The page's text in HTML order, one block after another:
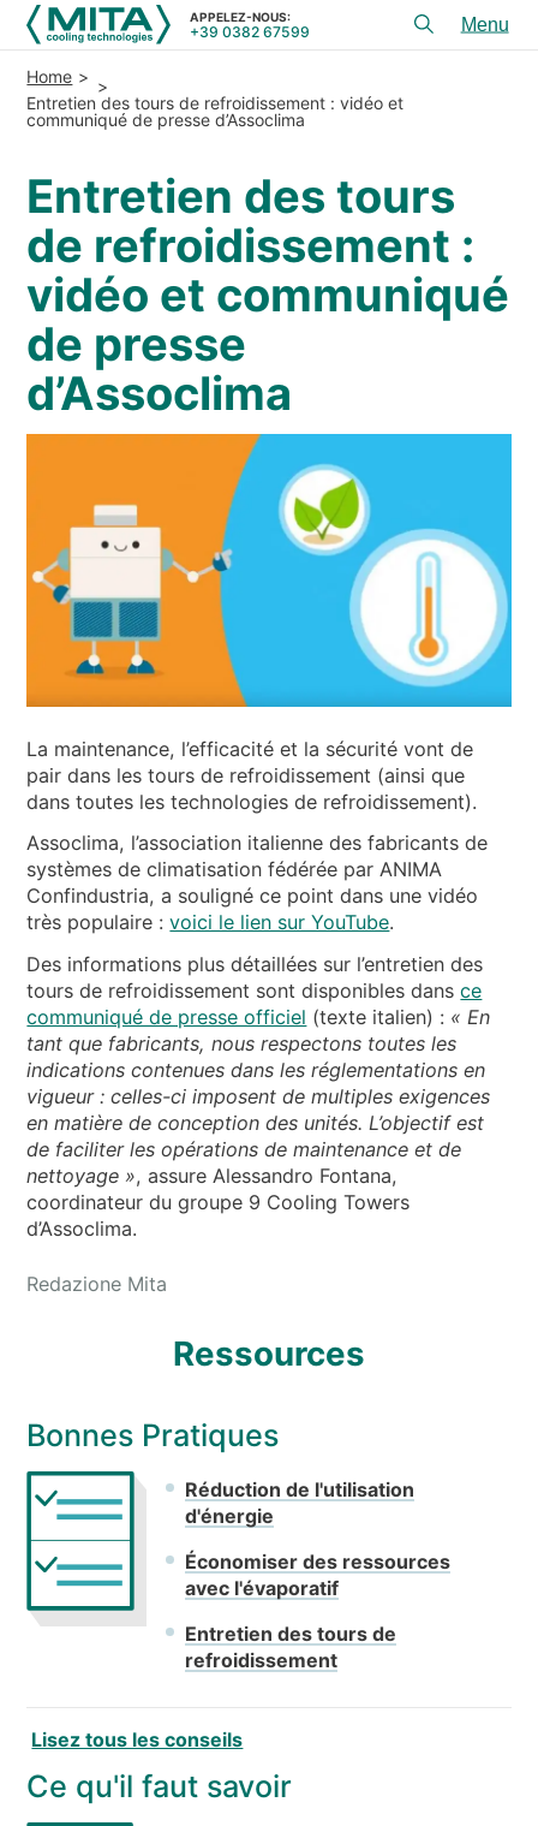
REFERENCES
NOUVELLES ET ÉVÉNEMENTS
QUI SOMMES-NOUS
DÉVELOPPEMENT DURABLE
ARTICLES TECHNIQUES
FR EN IT DE PL
APPELEZ-NOUS:
+39 0382 67599
menu
PRODUITS
CONSEIL ET SERVICES
SERVICE
RESSOURCES
CONTACTS
APPELEZ-NOUS: +39 0382 67599
Home
Entretien des tours de refroidissement : vidéo et
communiqué de presse d’Assoclima
Entretien des tours
de refroidissement :
vidéo et communiqué
de presse
d’Assoclima
La maintenance, l’efficacité et la sécurité vont de
pair dans les tours de refroidissement (ainsi que
dans toutes les technologies de refroidissement).
Assoclima, l’association italienne des fabricants de
systèmes de climatisation fédérée par ANIMA
Confindustria, a souligné ce point dans une vidéo
très populaire :voici le lien sur YouTube.
Des informations plus détaillées sur l’entretien des
tours de refroidissement sont disponibles dansce
communiqué de presse officiel (texte italien) : « En
tant que fabricants, nous respectons toutes les
indications contenues dans les réglementations en
vigueur : celles-ci imposent de multiples exigences
en matière de conception des unités. L’objectif est
de faciliter les opérations de maintenance et de
nettoyage », assure Alessandro Fontana,
coordinateur du groupe 9 Cooling Towers
d’Assoclima.
Redazione Mita
Ressources
Bonnes Pratiques
Réduction de l'utilisation
d'énergie
Économiser des ressources
avec l'évaporatif
Entretien des tours de
refroidissement
Lisez tous les conseils
Ce qu'il faut savoir